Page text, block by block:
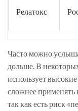
Релатокс
Часто можно
дольше. В
использует
сложнее применять
так как есть риск